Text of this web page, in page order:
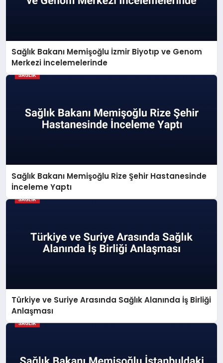
Sağlık Bakanı Memişoğlu İzmir Biyotıp ve Genom
Merkezi İncelemelerinde
Sağlık Bakanı Memişoğlu Rize Şehir Hastanesinde
İnceleme Yaptı
Türkiye ve Suriye Arasında Sağlık Alanında İş Birliği
Anlaşması